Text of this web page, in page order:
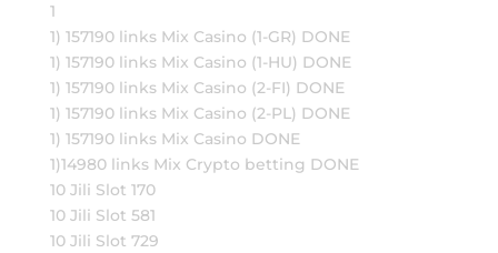
1
1) 157190 links Mix Casino (1-GR) DONE
1) 157190 links Mix Casino (1-HU) DONE
1) 157190 links Mix Casino (2-FI) DONE
1) 157190 links Mix Casino (2-PL) DONE
1) 157190 links Mix Casino DONE
1)14980 links Mix Crypto betting DONE
10 Jili Slot 170
10 Jili Slot 581
10 Jili Slot 729